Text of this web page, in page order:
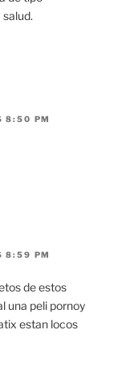
8:50 PM
8:59 PM
de estos
una peli pornoy
estan locos